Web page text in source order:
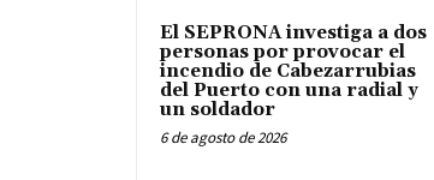
El SEPRONA investiga a dos
personas por provocar el
incendio de Cabezarrubias
del Puerto con una radial y
un soldador
6 de agosto de 2026